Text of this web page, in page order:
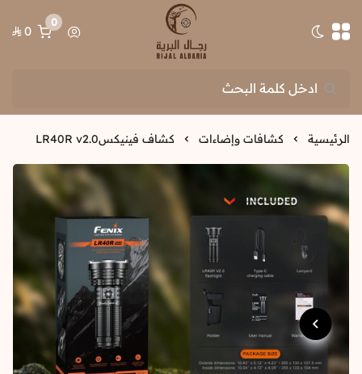
تبديل الوضع الداكنرجال البرية
0
0
الرئيسية كشافات وإضاءات كشاف فينيكسLR40R v2.0